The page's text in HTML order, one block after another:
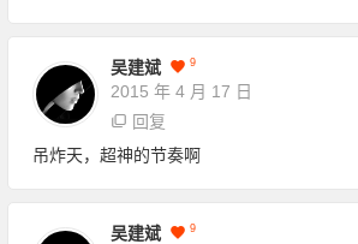
吴建斌 9
2015 年 4 月 17 日
回复
吊炸天，超神的节奏啊
吴建斌 9